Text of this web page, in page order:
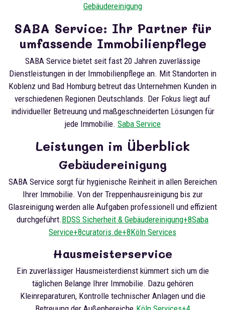
Gebäudereinigung
SABA Service: Ihr Partner für
umfassende Immobilienpflege
SABA Service bietet seit fast 20 Jahren zuverlässige
Dienstleistungen in der Immobilienpflege an. Mit Standorten in
Koblenz und Bad Homburg betreut das Unternehmen Kunden in
verschiedenen Regionen Deutschlands. Der Fokus liegt auf
individueller Betreuung und maßgeschneiderten Lösungen für
jede Immobilie. Saba Service
Leistungen im Überblick
Gebäudereinigung
SABA Service sorgt für hygienische Reinheit in allen Bereichen
Ihrer Immobilie. Von der Treppenhausreinigung bis zur
Glasreinigung werden alle Aufgaben professionell und effizient
durchgeführt.BDSS Sicherheit & Gebäudereinigung+8Saba
Service+8curatoris.de+8Köln Services
Hausmeisterservice
Ein zuverlässiger Hausmeisterdienst kümmert sich um die
täglichen Belange Ihrer Immobilie. Dazu gehören
Kleinreparaturen, Kontrolle technischer Anlagen und die